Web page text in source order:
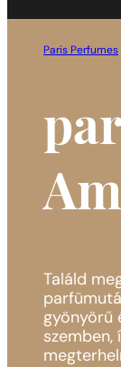
Paris Perfumes
Találd
gyönyörű
szemben,